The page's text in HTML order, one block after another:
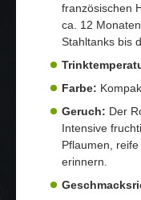
französischen
ca. 12
Stahltanks bis
Farbe:
Geruch: Der
Intensive
Pflaumen,
erinnern.